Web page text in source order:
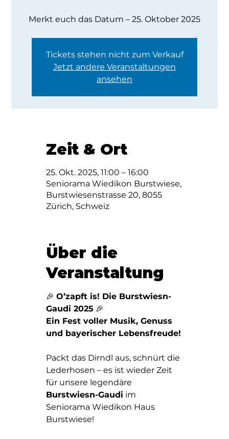
Merkt euch das Datum – 25. Oktober 2025
Tickets stehen nicht zum Verkauf
Jetzt andere Veranstaltungen
ansehen
Zeit & Ort
25. Okt. 2025, 11:00 – 16:00
Seniorama Wiedikon Burstwiese,
Burstwiesenstrasse 20, 8055
Zürich, Schweiz
Über die
Veranstaltung
🎉 O’zapft is! Die Burstwiesn-
Gaudi 2025 🎉
Ein Fest voller Musik, Genuss
und bayerischer Lebensfreude!
Packt das Dirndl aus, schnürt die
Lederhosen – es ist wieder Zeit
für unsere legendäre
Burstwiesn-Gaudi im
Seniorama Wiedikon Haus
Burstwiese!